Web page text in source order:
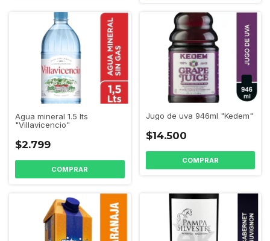
Agua mineral 1.5 lts
"Villavicencio"
$2.799
Jugo de uva 946ml "Kedem"
$14.500